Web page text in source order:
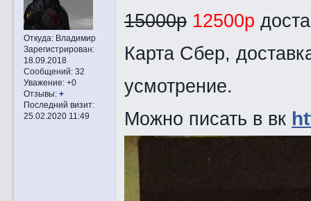
Откуда:Владимир
Зарегистрирован:
18.09.2018
Сообщений:32
Уважение: +0
Отзывы: +
Последний визит:
25.02.2020 11:49
15000р 12500р
Карта Сбер,
усмотрение.
Можно писать в вк